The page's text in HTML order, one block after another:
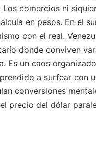
comercios ni
en pesos. En el
con el real.
donde conviven
Es un caos
a surfear con
conversiones
precio del dólar